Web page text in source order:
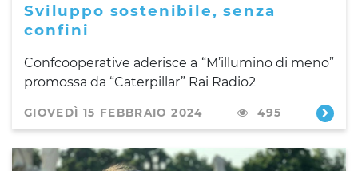
Sviluppo sostenibile, senza
confini
Confcooperative aderisce a “M’illumino di meno”
promossa da “Caterpillar” Rai Radio2
GIOVEDÌ 15 FEBBRAIO 2024 495